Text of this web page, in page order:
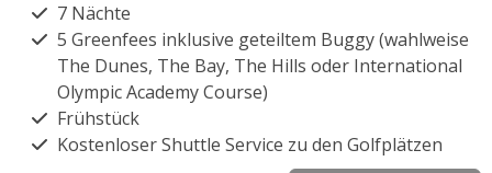
7 Nächte
5 Greenfees inklusive geteiltem Buggy (wahlweise
The Dunes, The Bay, The Hills oder International
Olympic Academy Course)
Frühstück
Kostenloser Shuttle Service zu den Golfplätzen